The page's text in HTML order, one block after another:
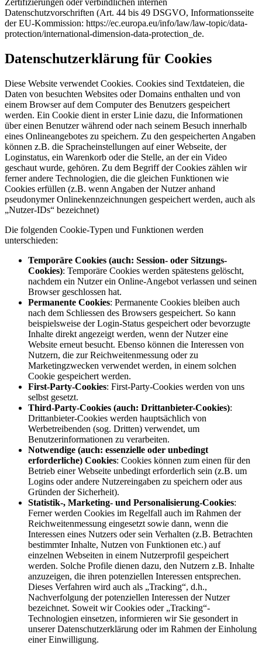
Datenschutzvorschriften (Art. 44 bis 49 DSGVO, Informationsseite
der EU-Kommission: https://ec.europa.eu/info/law/law-topic/data-
protection/international-dimension-data-protection_de.
Datenschutzerklärung für Cookies
Diese Website verwendet Cookies. Cookies sind Textdateien, die
Daten von besuchten Websites oder Domains enthalten und von
einem Browser auf dem Computer des Benutzers gespeichert
werden. Ein Cookie dient in erster Linie dazu, die Informationen
über einen Benutzer während oder nach seinem Besuch innerhalb
eines Onlineangebotes zu speichern. Zu den gespeicherten Angaben
können z.B. die Spracheinstellungen auf einer Webseite, der
Loginstatus, ein Warenkorb oder die Stelle, an der ein Video
geschaut wurde, gehören. Zu dem Begriff der Cookies zählen wir
ferner andere Technologien, die die gleichen Funktionen wie
Cookies erfüllen (z.B. wenn Angaben der Nutzer anhand
pseudonymer Onlinekennzeichnungen gespeichert werden, auch als
„Nutzer-IDs“ bezeichnet)
Die folgenden Cookie-Typen und Funktionen werden
unterschieden:
Temporäre Cookies (auch: Session- oder Sitzungs-
Cookies): Temporäre Cookies werden spätestens gelöscht,
nachdem ein Nutzer ein Online-Angebot verlassen und seinen
Browser geschlossen hat.
Permanente Cookies: Permanente Cookies bleiben auch
nach dem Schliessen des Browsers gespeichert. So kann
beispielsweise der Login-Status gespeichert oder bevorzugte
Inhalte direkt angezeigt werden, wenn der Nutzer eine
Website erneut besucht. Ebenso können die Interessen von
Nutzern, die zur Reichweitenmessung oder zu
Marketingzwecken verwendet werden, in einem solchen
Cookie gespeichert werden.
First-Party-Cookies: First-Party-Cookies werden von uns
selbst gesetzt.
Third-Party-Cookies (auch: Drittanbieter-Cookies):
Drittanbieter-Cookies werden hauptsächlich von
Werbetreibenden (sog. Dritten) verwendet, um
Benutzerinformationen zu verarbeiten.
Notwendige (auch: essenzielle oder unbedingt
erforderliche) Cookies: Cookies können zum einen für den
Betrieb einer Webseite unbedingt erforderlich sein (z.B. um
Logins oder andere Nutzereingaben zu speichern oder aus
Gründen der Sicherheit).
Statistik-, Marketing- und Personalisierung-Cookies:
Ferner werden Cookies im Regelfall auch im Rahmen der
Reichweitenmessung eingesetzt sowie dann, wenn die
Interessen eines Nutzers oder sein Verhalten (z.B. Betrachten
bestimmter Inhalte, Nutzen von Funktionen etc.) auf
einzelnen Webseiten in einem Nutzerprofil gespeichert
werden. Solche Profile dienen dazu, den Nutzern z.B. Inhalte
anzuzeigen, die ihren potenziellen Interessen entsprechen.
Dieses Verfahren wird auch als „Tracking“, d.h.,
Nachverfolgung der potenziellen Interessen der Nutzer
bezeichnet. Soweit wir Cookies oder „Tracking“-
Technologien einsetzen, informieren wir Sie gesondert in
unserer Datenschutzerklärung oder im Rahmen der Einholung
einer Einwilligung.